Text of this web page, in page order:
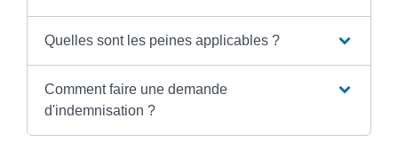
Quelles sont les peines applicables ?
Comment faire une demande
d'indemnisation ?